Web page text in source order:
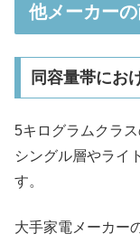
他メーカー
同容量帯にお
5キログラムクラ
シングル層やライ
す。
大手家電メーカー